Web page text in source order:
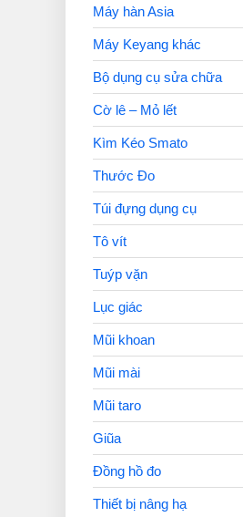
Máy hàn Asia
Máy Keyang khác
Bộ dụng cụ sửa chữa
Cờ lê – Mỏ lết
Kìm Kéo Smato
Thước Đo
Túi đựng dụng cụ
Tô vít
Tuýp vặn
Lục giác
Mũi khoan
Mũi mài
Mũi taro
Giũa
Đồng hồ đo
Thiết bị nâng hạ